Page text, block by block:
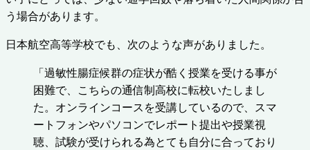
う場合があります。
日本航空高等学校でも、次のような声がありました。
「過敏性腸症候群の症状が酷く授業を受ける事が
困難で、こちらの通信制高校に転校いたしまし
た。オンラインコースを受講しているので、スマ
ートフォンやパソコンでレポート提出や授業視
聴、試験が受けられる為とても自分に合っており